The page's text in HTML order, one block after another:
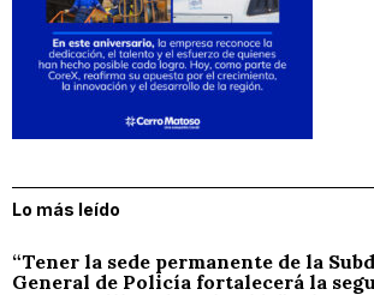
Lo más leído
“Tener la sede permanente de la
General de Policía fortalecerá la